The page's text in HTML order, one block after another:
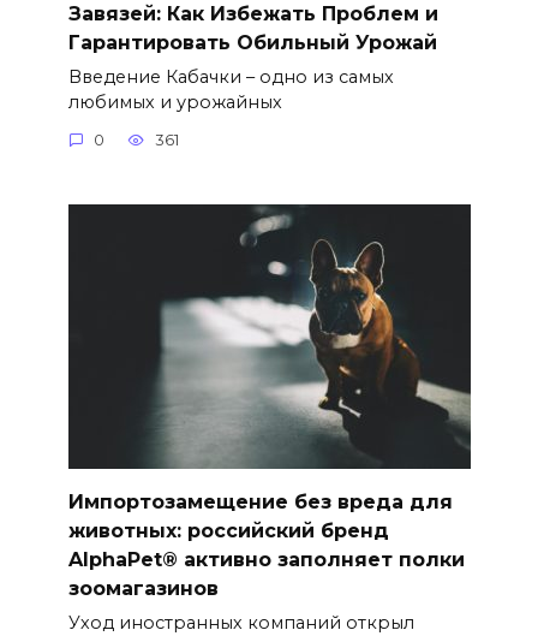
Завязей: Как Избежать Проблем и
Гарантировать Обильный Урожай
Введение Кабачки – одно из самых
любимых и урожайных
0 361
Импортозамещение без вреда для
животных: российский бренд
AlphaPet® активно заполняет полки
зоомагазинов
Уход иностранных компаний открыл